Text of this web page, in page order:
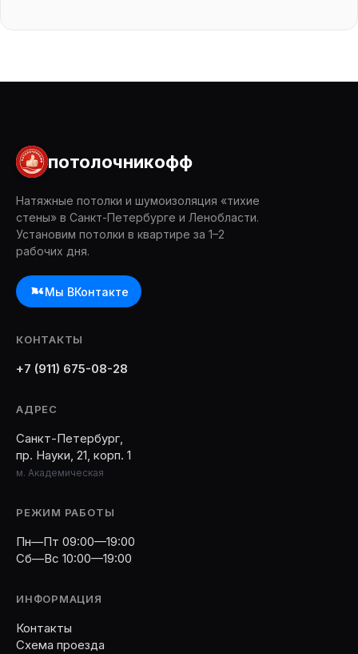
потолочникофф
Натяжные потолки и шумоизоляция «тихие
стены» в Санкт-Петербурге и Ленобласти.
Установим потолки в квартире за 1–2
рабочих дня.
Мы ВКонтакте
КОНТАКТЫ
+7 (911) 675-08-28
АДРЕС
Санкт-Петербург,
пр. Науки, 21, корп. 1
м. Академическая
РЕЖИМ РАБОТЫ
Пн—Пт 09:00—19:00
Сб—Вс 10:00—19:00
ИНФОРМАЦИЯ
Контакты
Схема проезда